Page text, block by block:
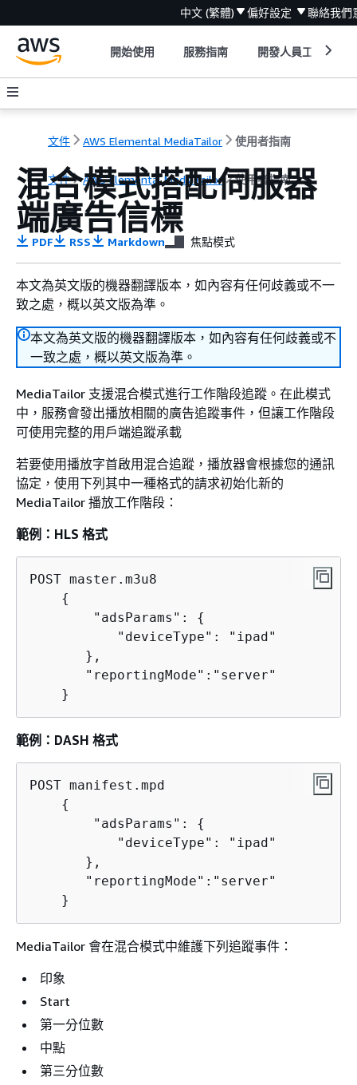
中文 (繁體) 偏好設定 聯絡我們
開始使用 服務指南 開發人員工具
文件 AWS Elemental MediaTailor 使用者指南
文件 AWS Elemental MediaTailor 使用者指南
混合模式搭配伺服器
端廣告信標
PDF RSS Markdown 焦點模式
本文為英文版的機器翻譯版本，如內容有任何歧義或不一
致之處，概以英文版為準。
本文為英文版的機器翻譯版本，如內容有任何歧義或不
一致之處，概以英文版為準。
MediaTailor 支援混合模式進行工作階段追蹤。在此模式
中，服務會發出播放相關的廣告追蹤事件，但讓工作階段
可使用完整的用戶端追蹤承載
若要使用播放字首啟用混合追蹤，播放器會根據您的通訊
協定，使用下列其中一種格式的請求初始化新的
MediaTailor 播放工作階段：
範例：HLS 格式
POST master.m3u8
{
        "adsParams":
{
           "deviceType": "ipad"
       },
       "reportingMode":"server"
    }
範例：DASH 格式
POST manifest.mpd
{
        "adsParams":
{
           "deviceType": "ipad"
       },
       "reportingMode":"server"
    }
MediaTailor 會在混合模式中維護下列追蹤事件：
印象
Start
第一分位數
中點
第三分位數